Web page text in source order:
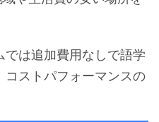
は追加費用なしで語学
ストパフォーマンスの